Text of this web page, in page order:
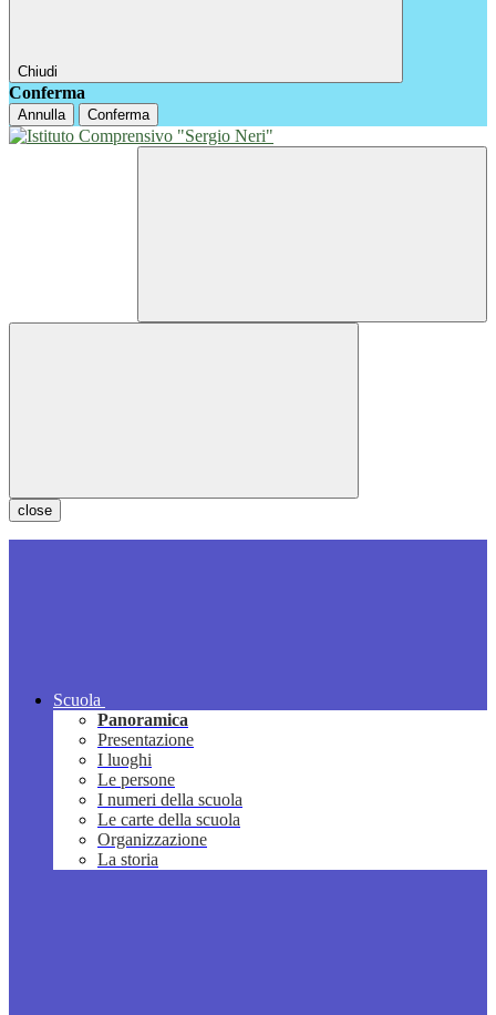
Chiudi
Conferma
Annulla Conferma
close
Scuola
Panoramica
Presentazione
I luoghi
Le persone
I numeri della scuola
Le carte della scuola
Organizzazione
La storia